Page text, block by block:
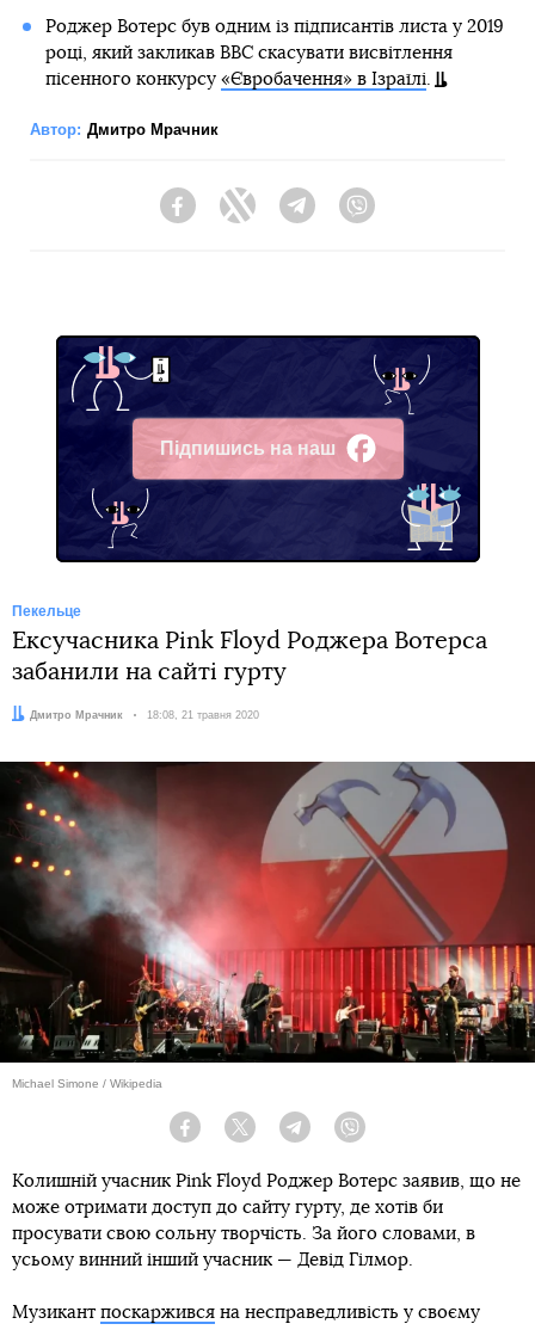
Роджер Вотерс був одним із підписантів листа у 2019
році, який закликав ВВС скасувати висвітлення
пісенного конкурсу «Євробачення» в Ізраїлі.
Автор: Дмитро Мрачник
FacebookTwitter Telegram
Підпишись на наш
Facebook
Пекельце
Ексучасника Pink Floyd Роджера Вотерса
забанили на сайті гурту
Автор:
Дмитро Мрачник Дата:
18:08, 21 травня 2020
Michael Simone / Wikipedia
Facebook Twitter Telegram
Колишній учасник Pink Floyd Роджер Вотерс заявив, що не
може отримати доступ до сайту гурту, де хотів би
просувати свою сольну творчість. За його словами, в
усьому винний інший учасник — Девід Гілмор.
Музикант поскаржився на несправедливість у своєму